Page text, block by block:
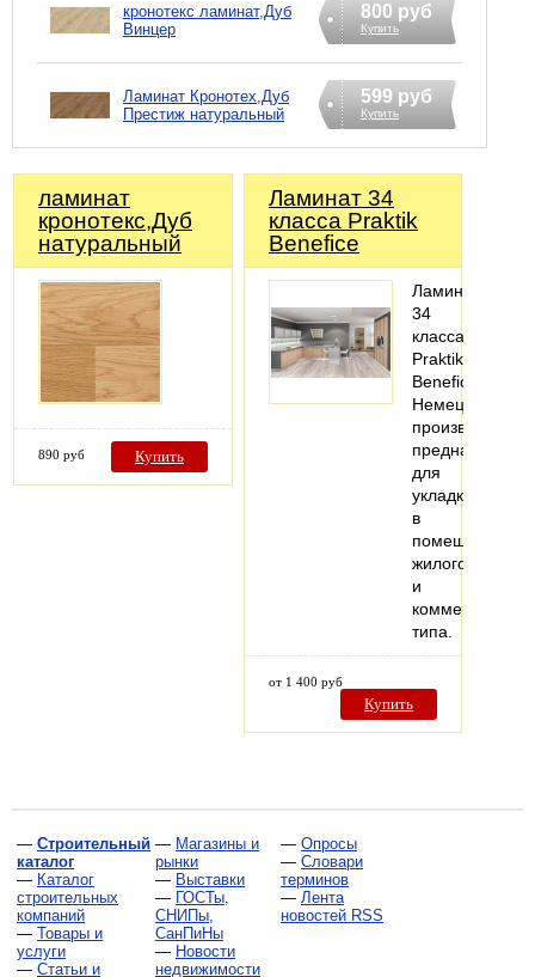
кронотекс ламинат,Дуб
Винцер
800 руб
Купить
Ламинат Кронотех,Дуб
Престиж натуральный
599 руб
Купить
ламинат
кронотекс,Дуб
натуральный
890 руб Купить
Ламинат 34
класса Praktik
Benefice
Ламинат
34
класса
Praktik
Benefice
Немецкого
производства
предназначен
для
укладки
в
помещениях
жилого
и
коммерческого
типа.
от 1 400 руб
Купить
— Строительный
каталог
— Каталог
строительных
компаний
— Товары и
услуги
— Статьи и
— Магазины и
рынки
— Выставки
— ГОСТы,
СНИПы,
СанПиНы
— Новости
недвижимости
— Опросы
— Словари
терминов
— Лента
новостей RSS